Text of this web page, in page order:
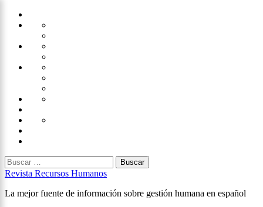
Saltar
Administración
Capacitación
Desarrollo
Gestión
Laborales
Selección
Buscar:
Revista Recursos Humanos
La mejor fuente de información sobre gestión humana en español